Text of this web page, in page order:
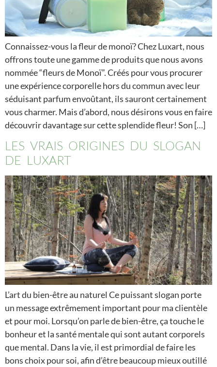
Connaissez-vous la fleur de monoï? Chez Luxart, nous
offrons toute une gamme de produits que nous avons
nommée “fleurs de Monoï”. Créés pour vous procurer
une expérience corporelle hors du commun avec leur
séduisant parfum envoûtant, ils sauront certainement
vous charmer. Mais d’abord, nous désirons vous en faire
découvrir davantage sur cette splendide fleur! Son […]
LES VRAIS ORIGINES DU SLOGAN
DE LUXART
L’art du bien-être au naturel Ce puissant slogan porte
un message extrêmement important pour ma clientèle
et pour moi. Lorsqu’on parle de bien-être, ça touche le
bonheur et la santé mentale qui sont autant corporels
que mental. Dans la vie, il est primordial de faire les
bons choix pour soi, afin d’être beaucoup mieux outillé